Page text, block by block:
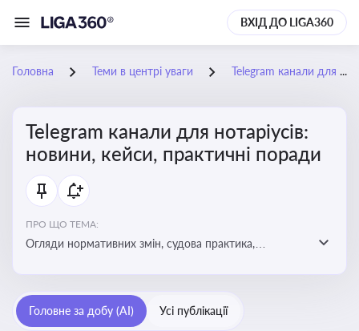
ВХІД ДО LIGA360
Головна Теми в центрі уваги Telegram канали для нотаріусів: новини, кейси, практичні поради
Telegram канали для нотаріусів:
новини, кейси, практичні поради
ПРО ЩО ТЕМА:
Огляди нормативних змін, судова практика,
нотаріусів
Головне за добу (AI) Усі публікації